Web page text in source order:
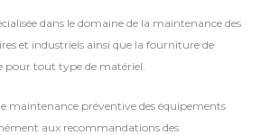
dans le domaine de la maintenance des
et industriels ainsi que la fourniture de
pour tout type de matériel.
maintenance préventive des équipements
aux recommandations des